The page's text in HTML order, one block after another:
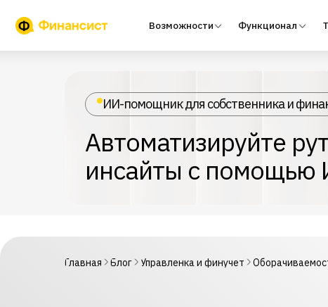
Тарифы
Функционал
Возможности
ИИ-помощник для собственника и
Автоматизируйте
инсайты с помощью
Главная Блог Управленка и финучет